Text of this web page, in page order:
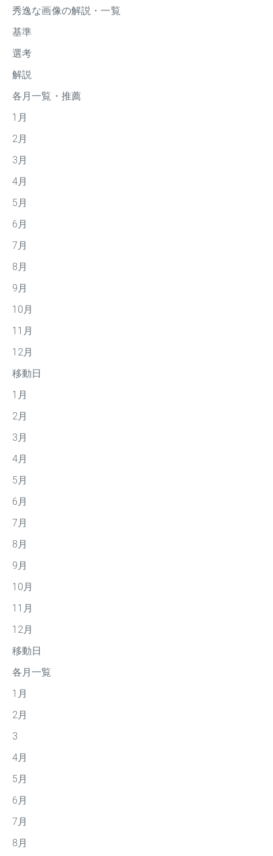
秀逸な画像の解説・一覧
基準
選考
解説
各月一覧・推薦
1月
2月
3月
4月
5月
6月
7月
8月
9月
10月
11月
12月
移動日
1月
2月
3月
4月
5月
6月
7月
8月
9月
10月
11月
12月
移動日
各月一覧
1月
2月
3
4月
5月
6月
7月
8月